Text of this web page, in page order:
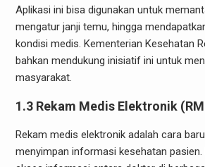
Aplikasi ini bisa digunakan untuk
mengatur janji temu, hingga
kondisi medis. Kementerian Kesehatan
bahkan mendukung inisiatif ini untuk
masyarakat.
1.3 Rekam Medis Elektronik
Rekam medis elektronik adalah cara
menyimpan informasi kesehatan pasien.